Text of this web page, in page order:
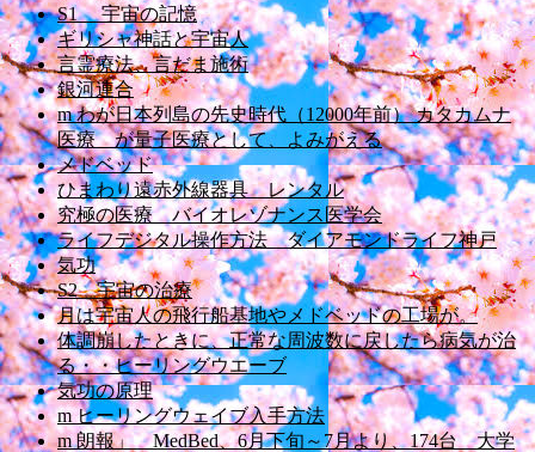
S1 宇宙の記憶
ギリシャ神話と宇宙人
言霊療法、言だま施術
銀河連合
m わが日本列島の先史時代（12000年前） カタカムナ
医療 が量子医療として、よみがえる
メドベッド
ひまわり遠赤外線器具 レンタル
究極の医療 バイオレゾナンス医学会
ライフデジタル操作方法 ダイアモンドライフ神戸
気功
S2 宇宙の治療
月は宇宙人の飛行船基地やメドベッドの工場が。
体調崩したときに、正常な周波数に戻したら病気が治
る・・ヒーリングウエーブ
気功の原理
m ヒーリングウェイブ入手方法
m 朗報」 MedBed、6月下旬～7月より、174台 大学